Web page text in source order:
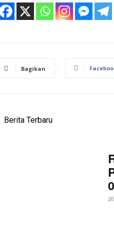
Bagikan
Berita Terbaru